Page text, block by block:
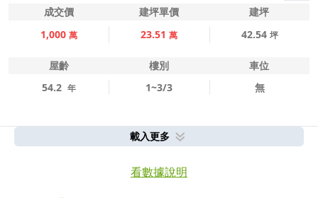
成交價 建坪單價
建坪
1,000 萬 23.51 萬 42.54 坪
屋齡 樓別
車位
54.2 年 1~3/3 無
載入更多
看數據說明